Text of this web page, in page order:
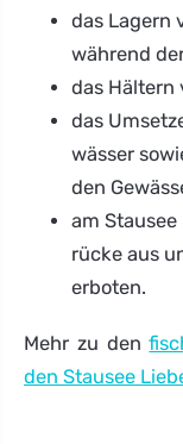
das Lagern
während
das Hältern
das
wässer
den
am
rücke aus
erboten.
Mehr zu den
den Stausee